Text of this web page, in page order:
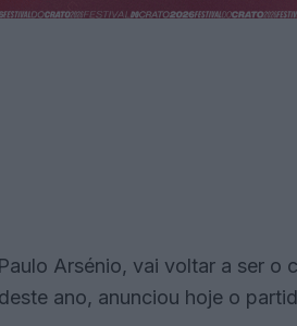
Arsénio, vai voltar a ser o
ano, anunciou hoje o